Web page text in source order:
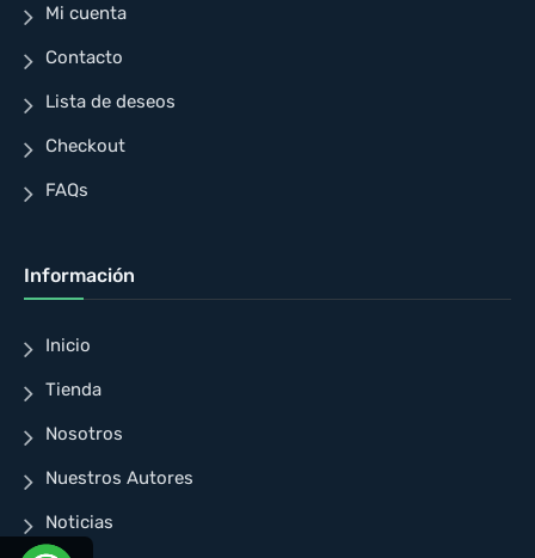
Mi cuenta
Contacto
Lista de deseos
Checkout
FAQs
Información
Inicio
Tienda
Nosotros
Nuestros Autores
Noticias